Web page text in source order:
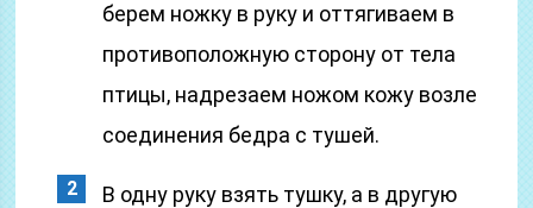
берем ножку в руку и оттягиваем в
противоположную сторону от тела
птицы, надрезаем ножом кожу возле
соединения бедра с тушей.
В одну руку взять тушку, а в другую